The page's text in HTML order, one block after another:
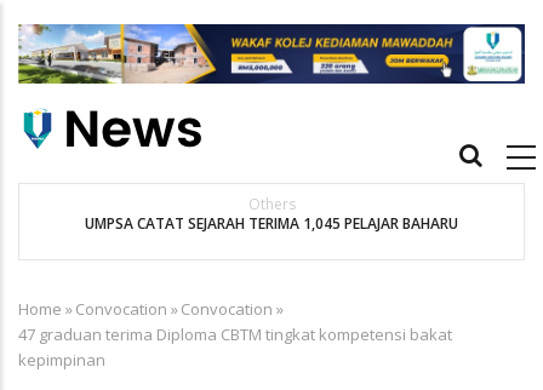
main
Main
Others
UMPSA CATAT SEJARAH TERIMA 1,045 PELAJAR BAHARU
Breadcrumb
Home »Convocation »Convocation »
47 graduan terima Diploma CBTM tingkat kompetensi bakat
kepimpinan